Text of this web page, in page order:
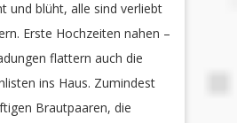
und blüht, alle sind verliebt
Erste Hochzeiten nahen –
flattern auch die
ins Haus. Zumindest
Brautpaaren, die